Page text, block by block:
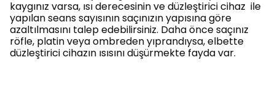
kaygınız varsa, ısı derecesinin ve düzleştirici cihaz ile
yapılan seans sayısının saçınızın yapısına göre
azaltılmasını talep edebilirsiniz. Daha önce saçınız
röfle, platin veya ombreden yıprandıysa, elbette
düzleştirici cihazın ısısını düşürmekte fayda var.